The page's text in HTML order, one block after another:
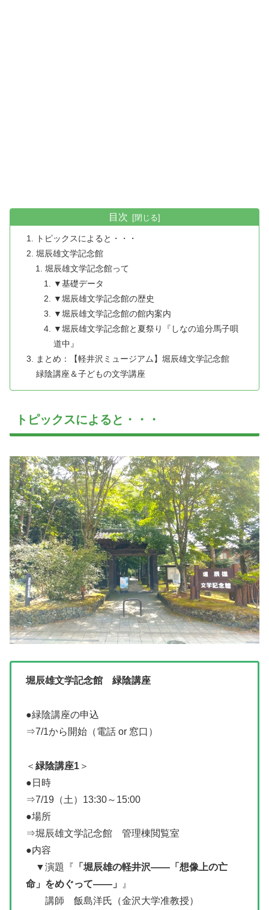
目次
トピックスによると・・・
堀辰雄文学記念館
堀辰雄文学記念館って
▼基礎データ
▼堀辰雄文学記念館の歴史
▼堀辰雄文学記念館の館内案内
▼堀辰雄文学記念館と夏祭り『しなの追分馬子唄
道中』
まとめ：【軽井沢ミュージアム】堀辰雄文学記念館
緑陰講座＆子どもの文学講座
トピックスによると・・・
堀辰雄文学記念館 緑陰講座
●緑陰講座の申込
⇒7/1から開始（電話 or 窓口）
＜ 緑陰講座1 ＞
●日時
⇒7/19（土）13:30～15:00
●場所
⇒堀辰雄文学記念館 管理棟閲覧室
●内容
▼演題『 「堀辰雄の軽井沢――「想像上の亡
命」をめぐって――」
』
講師 飯島洋氏（金沢大学准教授）